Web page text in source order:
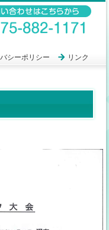
リンク
シーポリシー